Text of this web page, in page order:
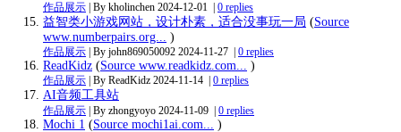
作品展示 | By kholinchen 2024-12-01 0 replies
益智类小游戏网站，设计朴素，适合没事玩一局 (Source
www.numberpairs.org...
)
作品展示 | By john869050092 2024-11-27 0 replies
ReadKidz (Source www.readkidz.com... )
作品展示 | By ReadKidz 2024-11-14 0 replies
AI音频工具站
作品展示 | By zhongyoyo 2024-11-09 0 replies
Mochi 1 (Source mochi1ai.com... )